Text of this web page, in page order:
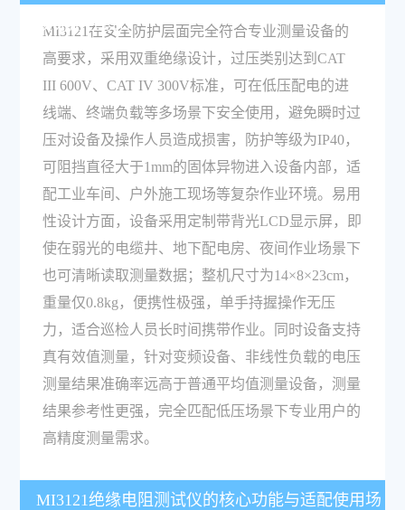
及易用性设计？
MI3121在安全防护层面完全符合专业测量设备的
高要求，采用双重绝缘设计，过压类别达到CAT
III 600V、CAT IV 300V标准，可在低压配电的进
线端、终端负载等多场景下安全使用，避免瞬时过
压对设备及操作人员造成损害，防护等级为IP40，
可阻挡直径大于1mm的固体异物进入设备内部，适
配工业车间、户外施工现场等复杂作业环境。易用
性设计方面，设备采用定制带背光LCD显示屏，即
使在弱光的电缆井、地下配电房、夜间作业场景下
也可清晰读取测量数据；整机尺寸为14×8×23cm，
重量仅0.8kg，便携性极强，单手持握操作无压
力，适合巡检人员长时间携带作业。同时设备支持
真有效值测量，针对变频设备、非线性负载的电压
测量结果准确率远高于普通平均值测量设备，测量
结果参考性更强，完全匹配低压场景下专业用户的
高精度测量需求。
MI3121绝缘电阻测试仪的核心功能与适配使用场